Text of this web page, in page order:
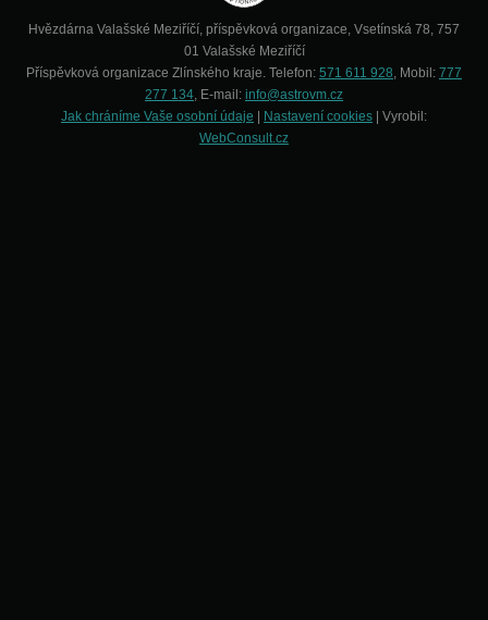
Hvězdárna Valašské Meziříčí, příspěvková organizace, Vsetínská 78, 757
01 Valašské Meziříčí
Příspěvková organizace Zlínského kraje. Telefon: 571 611 928, Mobil: 777
277 134, E-mail: info@astrovm.cz
Jak chráníme Vaše osobní údaje
Nastavení cookies | Vyrobil:
WebConsult.cz